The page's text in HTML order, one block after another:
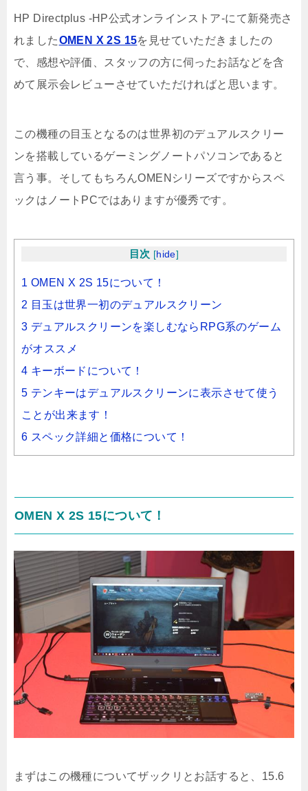
HP Directplus -HP公式オンラインストア-にて新発売さ
れましたOMEN X 2S 15を見せていただきましたの
で、感想や評価、スタッフの方に伺ったお話などを含
めて展示会レビューさせていただければと思います。
この機種の目玉となるのは世界初のデュアルスクリー
ンを搭載しているゲーミングノートパソコンであると
言う事。そしてもちろんOMENシリーズですからスペ
ックはノートPCではありますが優秀です。
目次 [hide]
1 OMEN X 2S 15について！
2 目玉は世界一初のデュアルスクリーン
3 デュアルスクリーンを楽しむならRPG系のゲーム
がオススメ
4 キーボードについて！
5 テンキーはデュアルスクリーンに表示させて使う
ことが出来ます！
6 スペック詳細と価格について！
OMEN X 2S 15について！
まずはこの機種についてザックリとお話すると、15.6